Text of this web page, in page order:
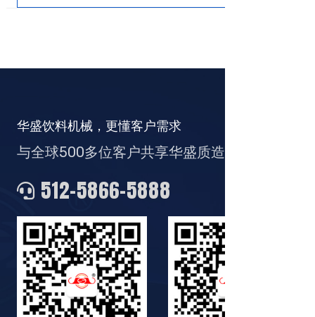
华盛饮料机械，更懂客户需求
与全球500多位客户共享华盛质造
512-5866-5888